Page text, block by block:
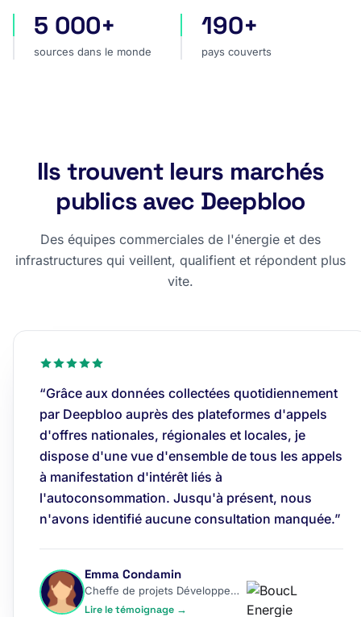
sources dans le monde
5 000+
sources dans le monde
pays couverts
190+
pays couverts
Ils trouvent leurs marchés
publics avec Deepbloo
Des équipes commerciales de l'énergie et des
infrastructures qui veillent, qualifient et répondent plus
vite.
“Grâce aux données collectées quotidiennement
par Deepbloo auprès des plateformes d'appels
d'offres nationales, régionales et locales, je
dispose d'une vue d'ensemble de tous les appels
à manifestation d'intérêt liés à
l'autoconsommation. Jusqu'à présent, nous
n'avons identifié aucune consultation manquée.”
Emma Condamin
Cheffe de projets Développement
Lire le témoignage →